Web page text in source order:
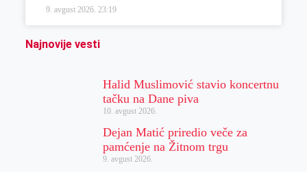
9. avgust 2026. 23:19
Najnovije vesti
Halid Muslimović stavio koncertnu
tačku na Dane piva
10. avgust 2026.
Dejan Matić priredio veče za
pamćenje na Žitnom trgu
9. avgust 2026.